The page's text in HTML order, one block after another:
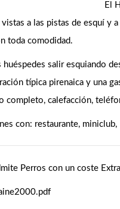
El
a las pistas de esquí
toda comodidad.
salir esquiando
típica pirenaica y una
completo, calefacción,
con: restaurante,
Perros con un coste